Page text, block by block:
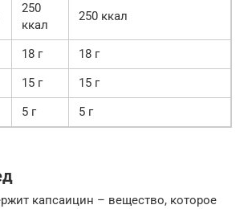
250
ккал
250 ккал
18 г
18 г
15 г
15 г
5 г 5 г
капсаицин – вещество, которое